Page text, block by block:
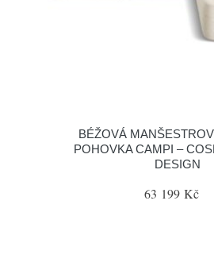
BÉŽOVÁ
POHOVKA CAMPI –
DESIGN
63 199 Kč